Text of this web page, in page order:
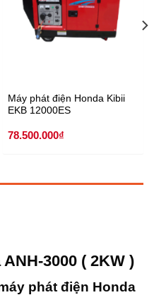
Máy phát điện Honda Kibii
EKB 12000ES
78.500.000₫
3000 ( 2KW )
phát điện Honda